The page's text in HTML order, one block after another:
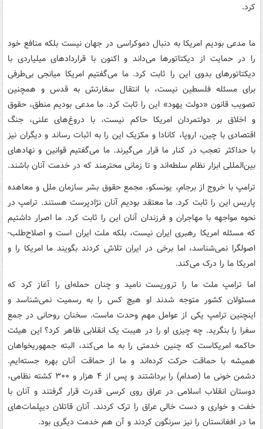
کرد.
ما مدعی بودیم امریکا به دنبال دموکراسی در جهان نیست بلکه منافع خود
را در حمایت از دیکتاتورها می‌داند و اکنون با قراردادهای میلیاردی با
دیکتاتورهای بدوی این را ثابت کرد. ما می‌گفتیم امریکا میانجی بی‌طرفی
برای مسئله فلسطین نیست، با انتقال سفارتش به قدس و همچنین
تصویب قانون «دولت یهود» این را ثابت کرد. ما مدعی بودیم منطق، حقوق
و اخلاق بر دولتمردان امریکا حاکم نیست، با دروغ‌های علنی، جنگ
اقتصادی با چین، اروپا، کانادا و مکزیک این را به اثبات رساند و دیگران نیز
با حداکثر تعجب در کنار ما قرار می‌گیرند. ما می‌گفتیم قوانین و نهادهای
بین‌المللی ابزار نظام سلطه‌اند و تا زمانی محترمند که در خدمت آنان باشند.
ترامپ با خروج از برجام، یونسکو، مجمع حقوق بشر سازمان ملل و معاهده
پاریس این را ثابت کرد. ما معتقد بودیم آنان نژادپرست هستند. ترامپ در
نحوه مواجهه با مهاجران و فرزندان آنان این را ثابت کرد. ما اصرار داشتیم
که مسئله امریکا رهبری ایران نیست، بلکه ملت ایران است و اصلاح‌طلب-
اصولگرا نمی‌شناسد، اما برخی در ایران تلاش کردند بگویند ما امریکا را و
امریکا ما را درک می‌کند.
اما ترامپ ملت ما را تروریست نامید و چنان حمله‌ای را آغاز کرد که
مسئولان کشور متوجه شدند او هیچ کس را به رسمیت نمی‌شناسد و
اینچنین ترامپ یکی از عوامل مهم وحدت ماست. سخنان روحانی در جمع
سفرا را بنگرید. چه چیزی او را در هیبت یک انقلابی ظاهر کرد؟ این هیئت
حاکمه امریکاست که چنین خدمتی را به ما می‌کند، البته جمهوریخواهان
همیشه با حماقت حرکت کرده‌اند و ما از حماقت آنان بهره جسته‌ایم.
دشمن خونی ما (صدام) را برداشتند و پس از ۴ هزار و ۳۰۰ کشته نظامی،
دوستان انقلاب اسلامی در عراق روی کرسی قدرت قرار گرفتند و آنان با
خفت و خواری و دست خالی عراق را ترک کردند. آنان قاتلان دیپلمات‌های
ما در افغانستان را نیز سرنگون کردند و آن هم خدمت دیگری بود.